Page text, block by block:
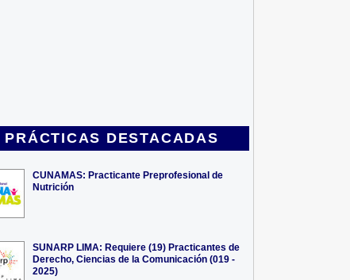
PRÁCTICAS DESTACADAS
CUNAMAS: Practicante Preprofesional de
Nutrición
SUNARP LIMA: Requiere (19) Practicantes de
Derecho, Ciencias de la Comunicación (019 -
2025)